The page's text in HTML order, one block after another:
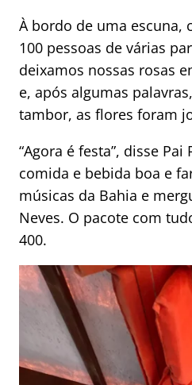
À bordo de uma escuna,
100 pessoas de várias
deixamos nossas rosas
e, após algumas
tambor, as flores foram
“Agora é festa”, disse Pai
comida e bebida boa e
músicas da Bahia e
Neves. O pacote com
400.